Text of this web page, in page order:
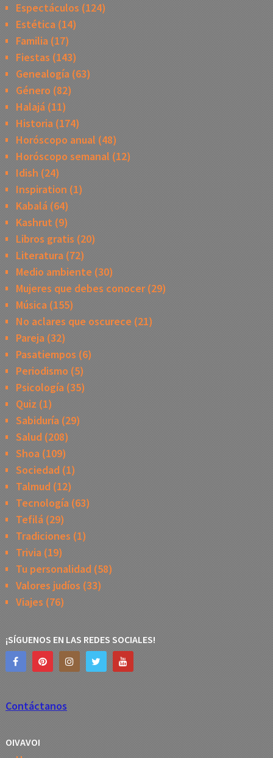
Espectáculos (124)
Estética(14)
Familia(17)
Fiestas (143)
Genealogía(63)
Género (82)
Halajá(11)
Historia(174)
Horóscopo anual (48)
Horóscopo semanal (12)
Idish (24)
Inspiration (1)
Kabalá(64)
Kashrut (9)
Libros gratis (20)
Literatura(72)
Medio ambiente (30)
Mujeres que debes conocer(29)
Música(155)
No aclares que oscurece (21)
Pareja(32)
Pasatiempos (6)
Periodismo (5)
Psicología(35)
Quiz (1)
Sabiduría(29)
Salud (208)
Shoa(109)
Sociedad(1)
Talmud (12)
Tecnología(63)
Tefilá(29)
Tradiciones (1)
Trivia(19)
Tu personalidad(58)
Valores judíos (33)
Viajes (76)
¡SÍGUENOS EN LAS REDES SOCIALES!
Contáctanos
OIVAVOI